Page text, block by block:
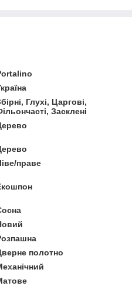
Глухі, Царгові,
Засклені
праве
полотно